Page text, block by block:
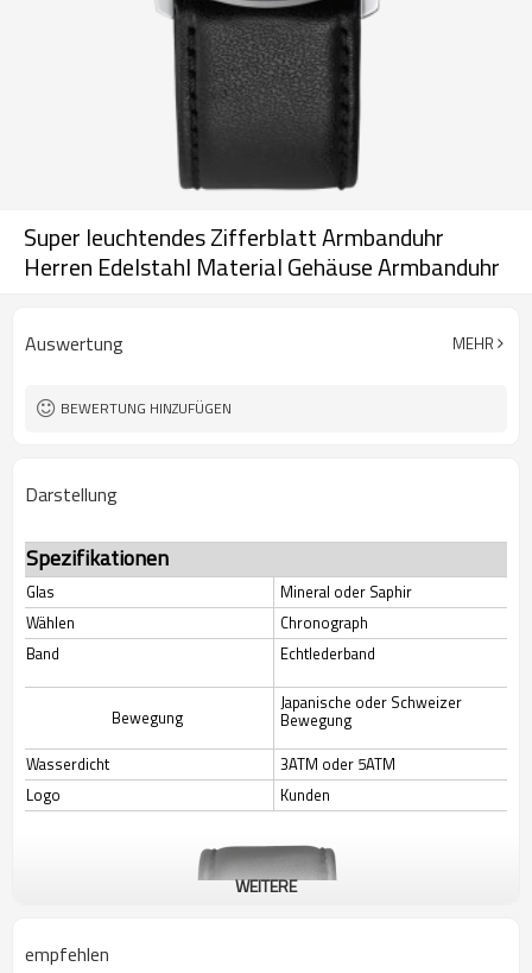
Super leuchtendes Zifferblatt Armbanduhr
Herren Edelstahl Material Gehäuse Armbanduhr
Auswertung MEHR
BEWERTUNG HINZUFÜGEN
Darstellung
Spezifikationen
Glas
Mineral oder Saphir
Wählen
Chronograph
Band
Echtlederband
Bewegung
Japanische oder Schweizer
Bewegung
Wasserdicht
3ATM oder 5ATM
Logo
Kunden
WEITERE
empfehlen